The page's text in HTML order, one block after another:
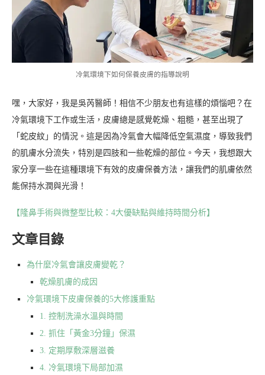
冷氣環境下如何保養皮膚的指導說明
嘿，大家好，我是吳芮醫師！相信不少朋友也有這樣的煩惱吧？在
冷氣環境下工作或生活，皮膚總是感覺乾燥、粗糙，甚至出現了
「蛇皮紋」的情況。這是因為冷氣會大幅降低空氣濕度，導致我們
的肌膚水分流失，特別是四肢和一些乾燥的部位。今天，我想跟大
家分享一些在這種環境下有效的皮膚保養方法，讓我們的肌膚依然
能保持水潤與光滑！
【隆鼻手術與微整型比較：4大優缺點與維持時間分析】
文章目錄
為什麼冷氣會讓皮膚變乾？
乾燥肌膚的成因
冷氣環境下皮膚保養的5大修護重點
1. 控制洗澡水溫與時間
2. 抓住「黃金3分鐘」保濕
3. 定期厚敷深層滋養
4. 冷氣環境下局部加濕